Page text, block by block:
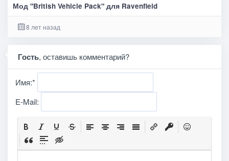
Мод "British Vehicle Pack" для Ravenfield
8 лет назад
Гость, оставишь комментарий?
Имя:*
E-Mail: